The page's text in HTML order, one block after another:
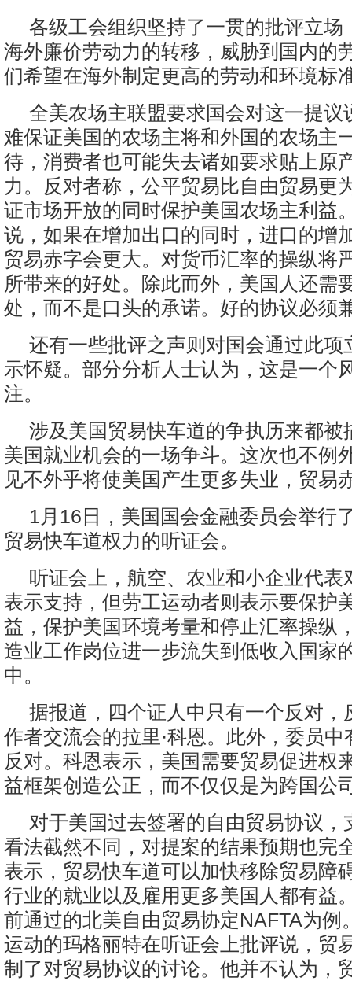
各级工会组织坚持了一贯的批评立场
海外廉价劳动力的转移，威胁到国内的
们希望在海外制定更高的劳动和环境标
全美农场主联盟要求国会对这一提议
难保证美国的农场主将和外国的农场主
待，消费者也可能失去诸如要求贴上原
力。反对者称，公平贸易比自由贸易更
证市场开放的同时保护美国农场主利益
说，如果在增加出口的同时，进口的增
贸易赤字会更大。对货币汇率的操纵将
所带来的好处。除此而外，美国人还需
处，而不是口头的承诺。好的协议必须
还有一些批评之声则对国会通过此项
示怀疑。部分分析人士认为，这是一个
注。
涉及美国贸易快车道的争执历来都被
美国就业机会的一场争斗。这次也不例
见不外乎将使美国产生更多失业，贸易
1月16日，美国国会金融委员会举行
贸易快车道权力的听证会。
听证会上，航空、农业和小企业代表
表示支持，但劳工运动者则表示要保护
益，保护美国环境考量和停止汇率操纵
造业工作岗位进一步流失到低收入国家
中。
据报道，四个证人中只有一个反对，
作者交流会的拉里·科恩。此外，委员
反对。科恩表示，美国需要贸易促进权
益框架创造公正，而不仅仅是为跨国公
对于美国过去签署的自由贸易协议，
看法截然不同，对提案的结果预期也完
表示，贸易快车道可以加快移除贸易障
行业的就业以及雇用更多美国人都有益
前通过的北美自由贸易协定NAFTA为例
运动的玛格丽特在听证会上批评说，贸
制了对贸易协议的讨论。他并不认为，